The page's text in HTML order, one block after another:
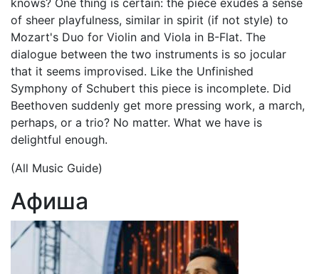
knows? One thing is certain: the piece exudes a sense
of sheer playfulness, similar in spirit (if not style) to
Mozart's Duo for Violin and Viola in B-Flat. The
dialogue between the two instruments is so jocular
that it seems improvised. Like the Unfinished
Symphony of Schubert this piece is incomplete. Did
Beethoven suddenly get more pressing work, a march,
perhaps, or a trio? No matter. What we have is
delightful enough.
(All Music Guide)
Афиша